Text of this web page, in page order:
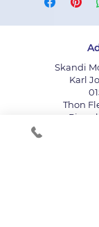
Skandi
Karl
Thon
Bruk